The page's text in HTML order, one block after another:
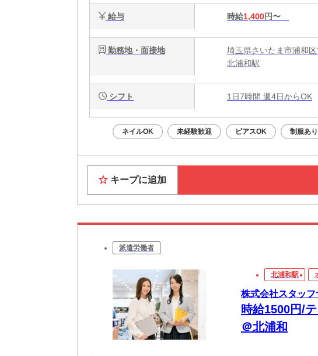
給与 時給1,400円〜
勤務地・面接地
埼玉県さいたま市浦和
北浦和駅
シフト 1日7時間 週4日からOK
ネイルOK 未経験歓迎 ピアスOK 制服あり
キープに追加
派遣労働者
北浦和駅
株式会社スタッ
時給1500円/
＠北浦和